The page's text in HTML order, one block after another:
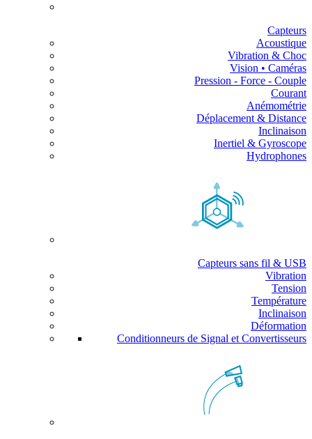
Capteurs
Acoustique
Vibration & Choc
Vision • Caméras
Pression - Force - Couple
Courant
Anémométrie
Déplacement & Distance
Inclinaison
Inertiel & Gyroscope
Hydrophones
Capteurs sans fil & USB
Vibration
Tension
Température
Inclinaison
Déformation
Conditionneurs de Signal et Convertisseurs